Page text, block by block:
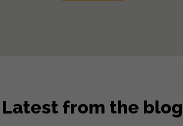
Latest from the blog